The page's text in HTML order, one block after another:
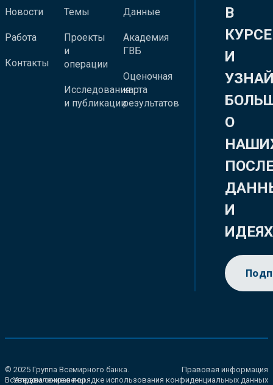
Новости
Работа
Контакты
Темы
Проекты
и
операции
Исследования
и публикации
Данные
Академия
ГВБ
Оценочная
карта
результатов
В
КУРСЕ
И
О
И
ИДЕЯХ
© 2025 Группа Всемирного банка.
Все права сохранены.
Правовая информация
Уведомление о порядке использования конфиденциальных данных